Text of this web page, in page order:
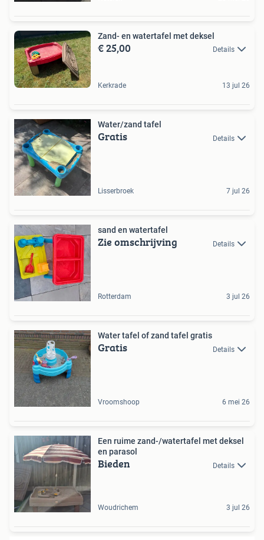
Zand- en watertafel met deksel
€ 25,00 Details
Kerkrade 13 jul 26
Water/zand tafel
Gratis Details
Lisserbroek 7 jul 26
sand en watertafel
Zie omschrijving Details
Rotterdam 3 jul 26
Water tafel of zand tafel gratis
Gratis Details
Vroomshoop 6 mei 26
Een ruime zand-/watertafel met deksel
en parasol
Bieden Details
Woudrichem 3 jul 26